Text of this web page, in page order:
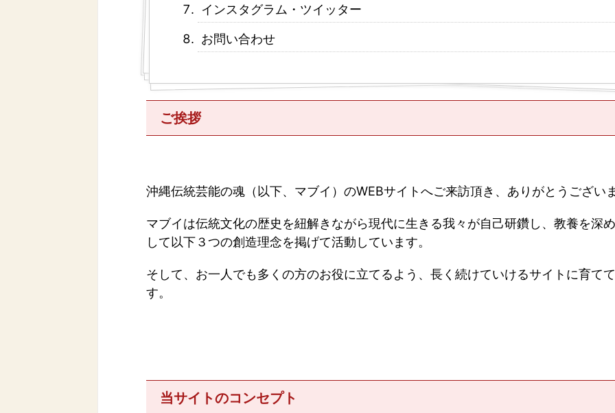
インスタグラム・ツイッター
お問い合わせ
ご挨拶
沖縄伝統芸能の魂（以下、マブイ）のWEBサイトへご来訪頂き、ありがとうござい
マブイは伝統文化の歴史を紐解きながら現代に生きる我々が自己研鑽し、教養を深
して以下３つの創造理念を掲げて活動しています。
そして、お一人でも多くの方のお役に立てるよう、長く続けていけるサイトに育て
す。
当サイトのコンセプト